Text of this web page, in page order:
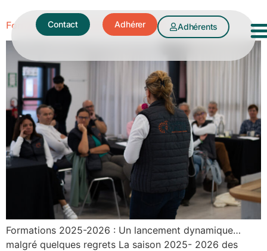
Contact Adhérer Adhérents
Formations et webinaires 2025-2026
Formations 2025-2026 : Un lancement dynamique…
malgré quelques regrets La saison 2025- 2026 des